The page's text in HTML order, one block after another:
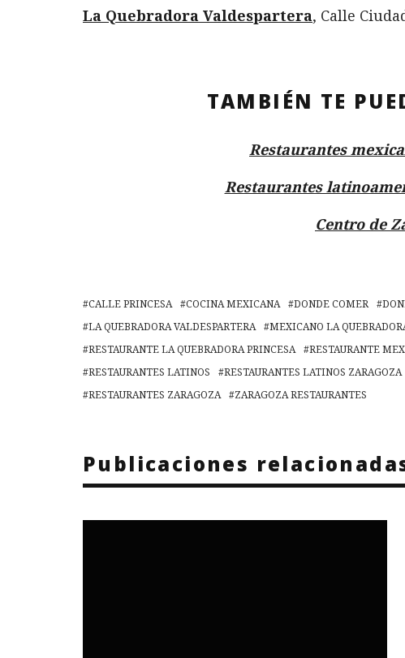
La Quebradora Valdespartera, Calle
TAMBIÉN TE
Restaurantes
Restaurantes
Centro de
CALLE PRINCESA COCINA MEXICANA DONDE COMER
LA QUEBRADORA VALDESPARTERA
MEXICANO LA
RESTAURANTE LA QUEBRADORA PRINCESA
RESTAURANTE
RESTAURANTES LATINOS
RESTAURANTES LATINOS ZARAGOZA
RESTAURANTES ZARAGOZA
ZARAGOZA RESTAURANTES
Publicaciones